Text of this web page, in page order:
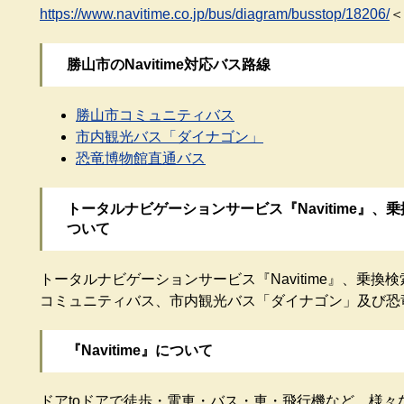
https://www.navitime.co.jp/bus/diagram/busstop/18206/
勝山市のNavitime対応バス路線
勝山市コミュニティバス
市内観光バス「ダイナゴン」
恐竜博物館直通バス
トータルナビゲーションサービス『Navitime』、
ついて
トータルナビゲーションサービス『Navitime』、乗換
コミュニティバス、市内観光バス「ダイナゴン」及び
『Navitime』について